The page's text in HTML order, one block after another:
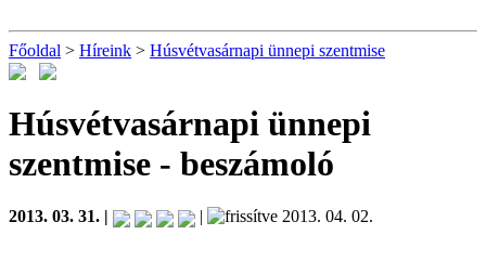
Főoldal > Híreink > Húsvétvasárnapi ünnepi szentmise
Húsvétvasárnapi ünnepi
szentmise - beszámoló
2013. 03. 31. | | 2013. 04. 02.